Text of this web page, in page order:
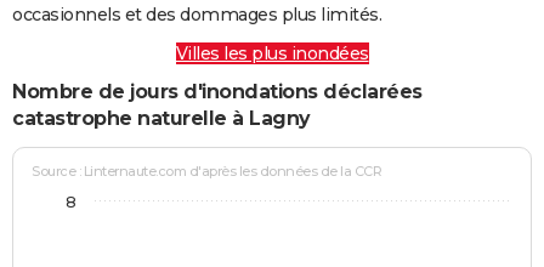
occasionnels et des dommages plus limités.
Villes les plus inondées
Nombre de jours d'inondations déclarées
catastrophe naturelle à Lagny
Source : Linternaute.com d'après les données de la CCR
8